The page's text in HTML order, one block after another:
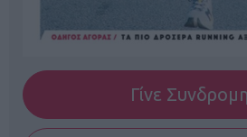
Γίνε